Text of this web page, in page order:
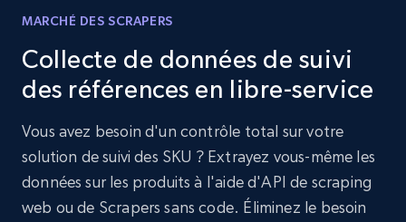
MARCHÉ DES SCRAPERS
Collecte de données de suivi
des références en libre-service
Vous avez besoin d'un contrôle total sur votre
solution de suivi des SKU ? Extrayez vous-même les
données sur les produits à l'aide d'API de scraping
web ou de Scrapers sans code. Éliminez le besoin